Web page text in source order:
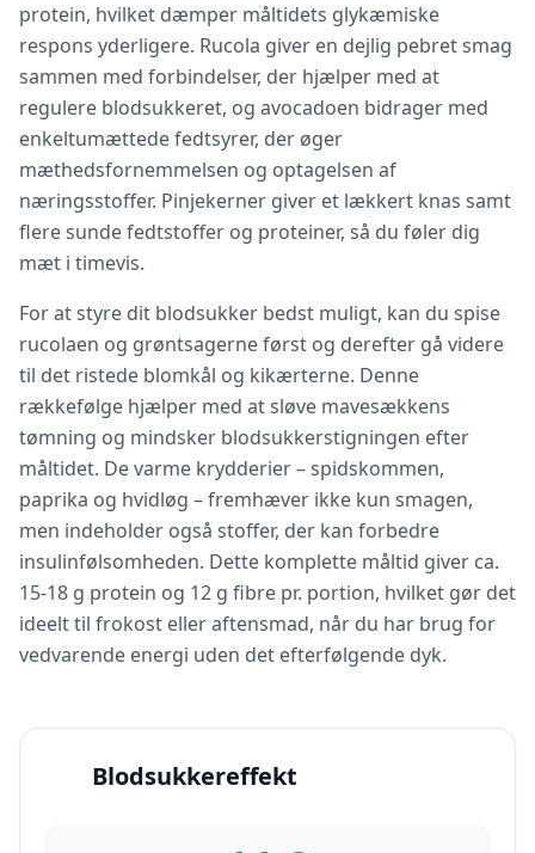
protein, hvilket dæmper måltidets glykæmiske
respons yderligere. Rucola giver en dejlig pebret smag
sammen med forbindelser, der hjælper med at
regulere blodsukkeret, og avocadoen bidrager med
enkeltumættede fedtsyrer, der øger
mæthedsfornemmelsen og optagelsen af
næringsstoffer. Pinjekerner giver et lækkert knas samt
flere sunde fedtstoffer og proteiner, så du føler dig
mæt i timevis.
For at styre dit blodsukker bedst muligt, kan du spise
rucolaen og grøntsagerne først og derefter gå videre
til det ristede blomkål og kikærterne. Denne
rækkefølge hjælper med at sløve mavesækkens
tømning og mindsker blodsukkerstigningen efter
måltidet. De varme krydderier – spidskommen,
paprika og hvidløg – fremhæver ikke kun smagen,
men indeholder også stoffer, der kan forbedre
insulinfølsomheden. Dette komplette måltid giver ca.
15-18 g protein og 12 g fibre pr. portion, hvilket gør det
ideelt til frokost eller aftensmad, når du har brug for
vedvarende energi uden det efterfølgende dyk.
Blodsukkereffekt